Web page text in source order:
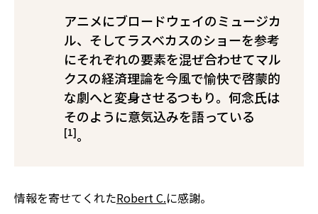
アニメにブロードウェイのミュージカ
ル、そしてラスベカスのショーを参考
にそれぞれの要素を混ぜ合わせてマル
クスの経済理論を今風で愉快で啓蒙的
な劇へと変身させるつもり。何念氏は
そのように意気込みを語っている
[1]。
情報を寄せてくれたRobert C.に感謝。